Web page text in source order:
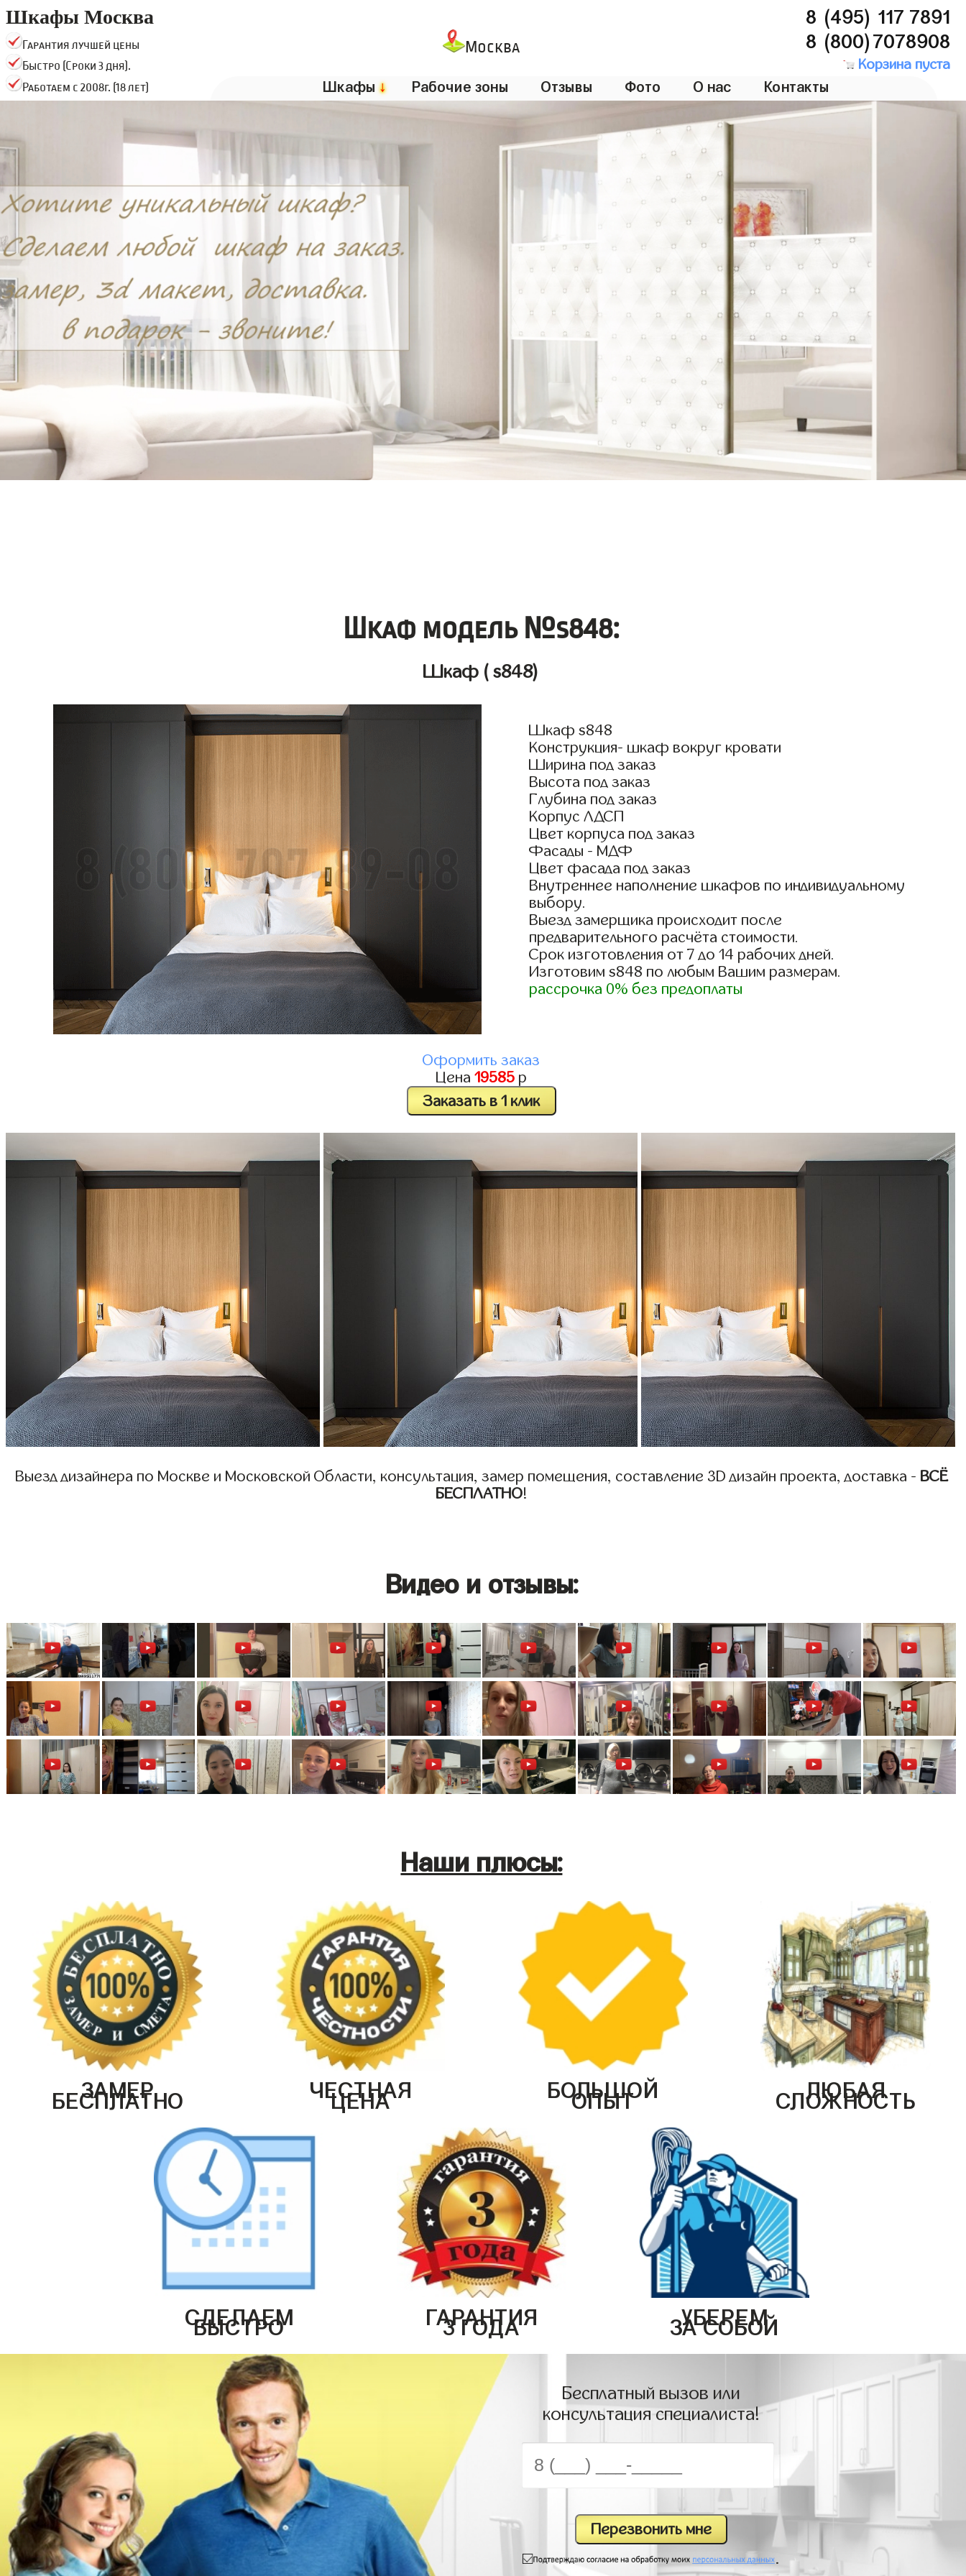
Шкафы Москва
Гарантия лучшей цены
Быстро (Сроки 3 дня).
Работаем с 2008г. (18 лет)
Москва
8 (495) 117 7891
8 (800)7078908
Корзина пуста
Шкафы↓ Рабочие зоны Отзывы Фото О нас Контакты
Шкаф модель №s848:
Шкаф ( s848)
Шкаф s848
Конструкция- шкаф вокруг кровати
Ширина под заказ
Высота под заказ
Глубина под заказ
Корпус ЛДСП
Цвет корпуса под заказ
Фасады - МДФ
Цвет фасада под заказ
Внутреннее наполнение шкафов по индивидуальному
выбору.
Выезд замерщика происходит после
предварительного расчёта стоимости.
Срок изготовления от 7 до 14 рабочих дней.
Изготовим s848 по любым Вашим размерам.
рассрочка 0% без предоплаты
Оформить заказ
Цена19585 р
Заказать в 1 клик
Выезд дизайнера по Москве и Московской Области, консультация, замер помещения, составление 3D дизайн проекта, доставка - ВСЁ
БЕСПЛАТНО!
Видео и отзывы:
Наши плюсы:
ЗАМЕР
БЕСПЛАТНО ЧЕСТНАЯ
ЦЕНА БОЛЬШОЙ
ОПЫТ ЛЮБАЯ
СЛОЖНОСТЬ
СДЕЛАЕМ
БЫСТРО ГАРАНТИЯ
3 ГОДА УБЕРЕМ
ЗА СОБОЙ
Бесплатный вызов или
консультация специалиста!
.